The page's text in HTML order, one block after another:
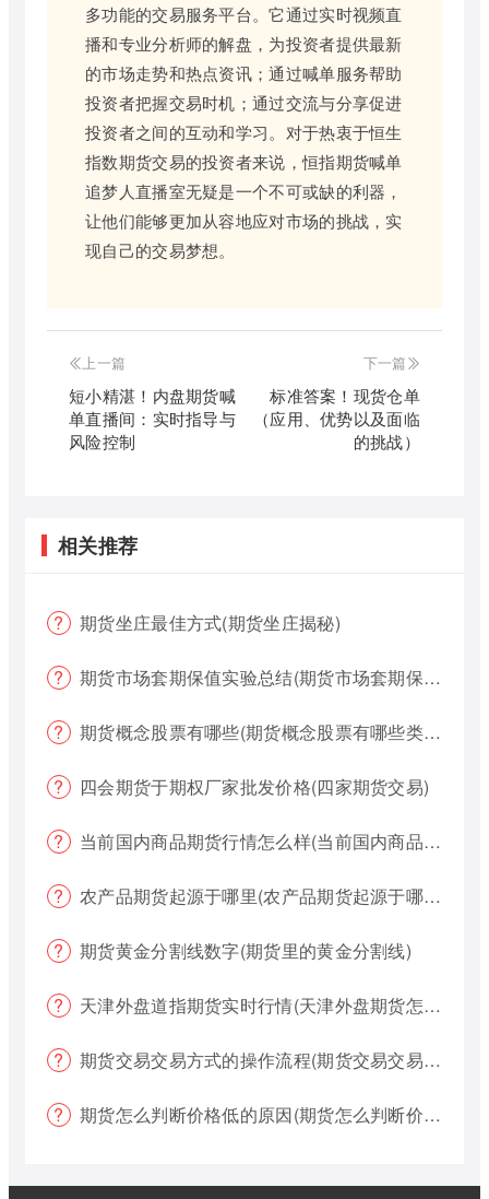
多功能的交易服务平台。它通过实时视频直
播和专业分析师的解盘，为投资者提供最新
的市场走势和热点资讯；通过喊单服务帮助
投资者把握交易时机；通过交流与分享促进
投资者之间的互动和学习。对于热衷于恒生
指数期货交易的投资者来说，恒指期货喊单
追梦人直播室无疑是一个不可或缺的利器，
让他们能够更加从容地应对市场的挑战，实
现自己的交易梦想。
上一篇
短小精湛！内盘期货喊
单直播间：实时指导与
风险控制
下一篇
标准答案！现货仓单
（应用、优势以及面临
的挑战）
相关推荐
期货坐庄最佳方式(期货坐庄揭秘)
期货市场套期保值实验总结(期货市场套期保值实验总结报告)
期货概念股票有哪些(期货概念股票有哪些类型)
四会期货于期权厂家批发价格(四家期货交易)
当前国内商品期货行情怎么样(当前国内商品期货行情怎么样了)
农产品期货起源于哪里(农产品期货起源于哪里的)
期货黄金分割线数字(期货里的黄金分割线)
天津外盘道指期货实时行情(天津外盘期货怎么交易)
期货交易交易方式的操作流程(期货交易交易方式的操作流程是什么)
期货怎么判断价格低的原因(期货怎么判断价格低的原因呢)